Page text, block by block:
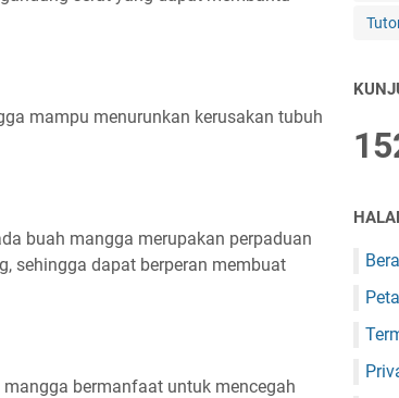
mampu menurunkan kerusakan tubuh
buah mangga merupakan perpaduan
sehingga dapat berperan membuat
bermanfaat untuk mencegah
15